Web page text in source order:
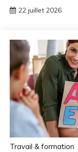
22 juillet 2026
Travail & formation